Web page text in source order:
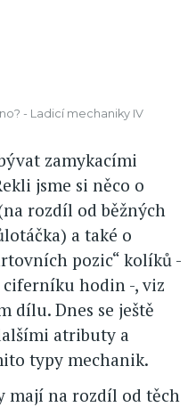
- Ladicí mechaniky IV
zamykacími
jsme si něco o
rozdíl od běžných
a také o
pozic“ kolíků -
hodin -, viz
dílu. Dnes se ještě
atributy a
typy mechanik.
mají na rozdíl od těch